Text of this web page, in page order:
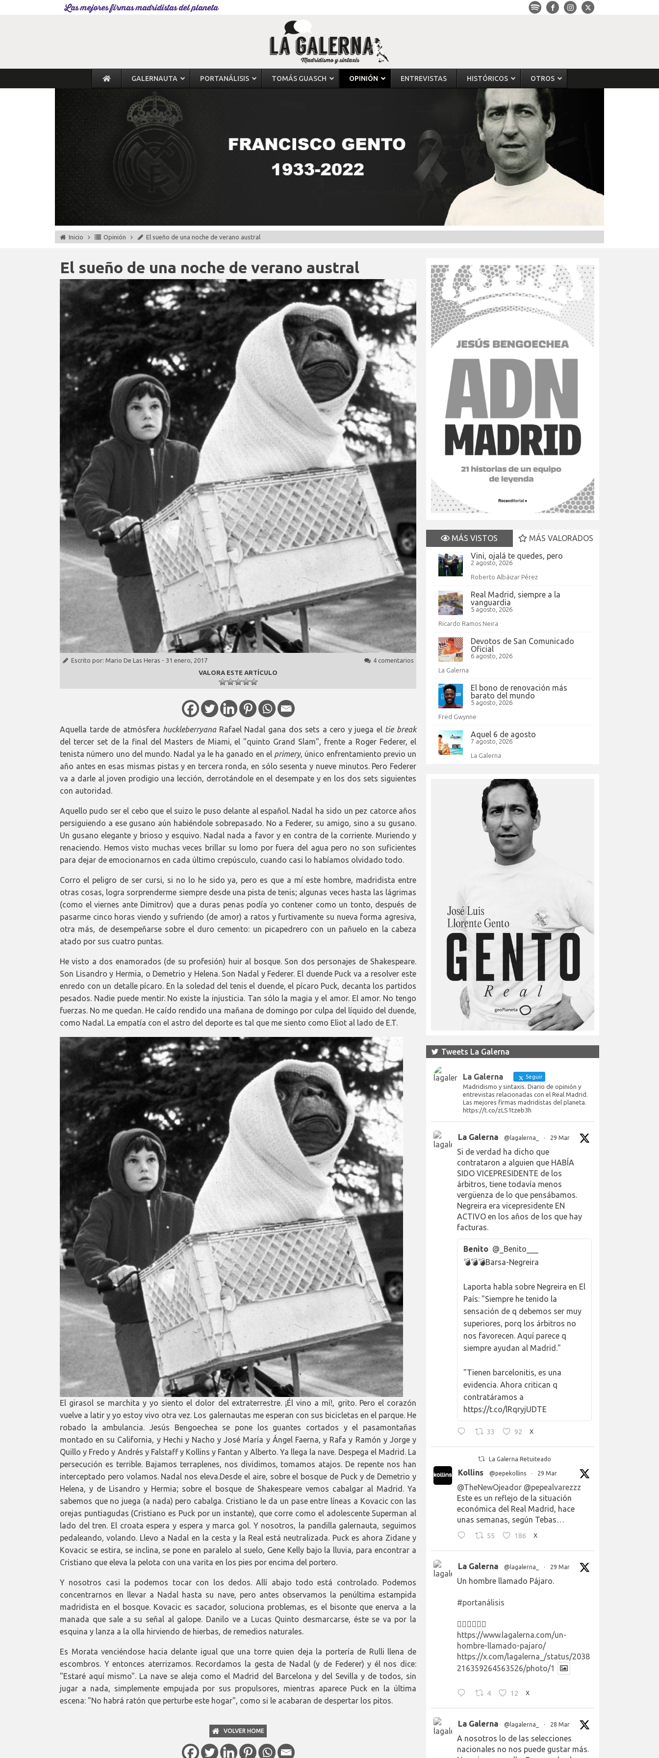
Las mejores firmas madridistas del planeta
GALERNAUTA PORTANÁLISIS TOMÁS GUASCH OPINIÓN ENTREVISTAS HISTÓRICOS OTROS
Inicio Opinión El sueño de una noche de verano austral
El sueño de una noche de verano austral
Escrito por: Mario De Las Heras - 31 enero, 2017
4 comentarios
VALORA ESTE ARTÍCULO
Aquella tarde de atmósfera huckleberryanaRafael Nadal gana dos sets a cero y juega el tie break
del tercer set de la final del Masters de Miami, el "quinto Grand Slam", frente a Roger Federer, el
tenista número uno del mundo. Nadal ya le ha ganado en el primery, único enfrentamiento previo un
año antes en esas mismas pistas y en tercera ronda, en sólo sesenta y nueve minutos. Pero Federer
va a darle al joven prodigio una lección, derrotándole en el desempate y en los dos sets siguientes
con autoridad.
Aquello pudo ser el cebo que el suizo le puso delante al español. Nadal ha sido un pez catorce años
persiguiendo a ese gusano aún habiéndole sobrepasado. No a Federer, su amigo, sino a su gusano.
Un gusano elegante y brioso y esquivo. Nadal nada a favor y en contra de la corriente. Muriendo y
renaciendo. Hemos visto muchas veces brillar su lomo por fuera del agua pero no son suficientes
para dejar de emocionarnos en cada último crepúsculo, cuando casi lo habíamos olvidado todo.
Corro el peligro de ser cursi, si no lo he sido ya, pero es que a mí este hombre, madridista entre
otras cosas, logra sorprenderme siempre desde una pista de tenis; algunas veces hasta las lágrimas
(como el viernes ante Dimitrov) que a duras penas podía yo contener como un tonto, después de
pasarme cinco horas viendo y sufriendo (de amor) a ratos y furtivamente su nueva forma agresiva,
otra más, de desempeñarse sobre el duro cemento: un picapedrero con un pañuelo en la cabeza
atado por sus cuatro puntas.
He visto a dos enamorados (de su profesión) huir al bosque. Son dos personajes de Shakespeare.
Son Lisandro y Hermia, o Demetrio y Helena. Son Nadal y Federer. El duende Puck va a resolver este
enredo con un detalle pícaro. En la soledad del tenis el duende, el pícaro Puck, decanta los partidos
pesados. Nadie puede mentir. No existe la injusticia. Tan sólo la magia y el amor. El amor. No tengo
fuerzas. No me quedan. He caído rendido una mañana de domingo por culpa del líquido del duende,
como Nadal. La empatía con el astro del deporte es tal que me siento como Eliot al lado de E.T.
El girasol se marchita y yo siento el dolor del extraterrestre. ¡Él vino a mí!, grito. Pero el corazón
vuelve a latir y yo estoy vivo otra vez. Los galernautas me esperan con sus bicicletas en el parque. He
robado la ambulancia. Jesús Bengoechea se pone los guantes cortados y el pasamontañas
montado en su California, y Hechi y Nacho y José María y Ángel Faerna, y Rafa y Ramón y Jorge y
Quillo y Fredo y Andrés y Falstaff y Kollins y Fantan y Alberto. Ya llega la nave. Despega el Madrid. La
persecución es terrible. Bajamos terraplenes, nos dividimos, tomamos atajos. De repente nos han
interceptado pero volamos. Nadal nos eleva.Desde el aire, sobre el bosque de Puck y de Demetrio y
Helena, y de Lisandro y Hermia; sobre el bosque de Shakespeare vemos cabalgar al Madrid. Ya
sabemos que no juega (a nada) pero cabalga. Cristiano le da un pase entre líneas a Kovacic con las
orejas puntiagudas (Cristiano es Puck por un instante), que corre como el adolescente Superman al
lado del tren. El croata espera y espera y marca gol. Y nosotros, la pandilla galernauta, seguimos
pedaleando, volando. Llevo a Nadal en la cesta y la Real está neutralizada. Puck es ahora Zidane y
Kovacic se estira, se inclina, se pone en paralelo al suelo, Gene Kelly bajo la lluvia, para encontrar a
Cristiano que eleva la pelota con una varita en los pies por encima del portero.
Y nosotros casi la podemos tocar con los dedos. Allí abajo todo está controlado. Podemos
concentrarnos en llevar a Nadal hasta su nave, pero antes observamos la penúltima estampida
madridista en el bosque. Kovacic es sacador, soluciona problemas, es el bisonte que enerva a la
manada que sale a su señal al galope. Danilo ve a Lucas Quinto desmarcarse, éste se va por la
esquina y lanza a la olla hirviendo de hierbas, de remedios naturales.
Es Morata venciéndose hacia delante igual que una torre quien deja la portería de Rulli llena de
escombros. Y entonces aterrizamos. Recordamos la gesta de Nadal (y de Federer) y él nos dice:
"Estaré aquí mismo". La nave se aleja como el Madrid del Barcelona y del Sevilla y de todos, sin
jugar a nada, simplemente empujada por sus propulsores, mientras aparece Puck en la última
escena: "No habrá ratón que perturbe este hogar", como si le acabaran de despertar los pitos.
VOLVER HOME
MÁS VISTOS
MÁS VALORADOS
Vini, ojalá te quedes, pero
2 agosto, 2026
Roberto Albáizar Pérez
Real Madrid, siempre a la
vanguardia
5 agosto, 2026
Ricardo Ramos Neira
Devotos de San Comunicado
Oficial
6 agosto, 2026
La Galerna
El bono de renovación más
barato del mundo
5 agosto, 2026
Fred Gwynne
Aquel 6 de agosto
7 agosto, 2026
La Galerna
Tweets La Galerna
La Galerna Seguir
Madridismo y sintaxis. Diario de opinión y
entrevistas relacionadas con el Real Madrid.
Las mejores firmas madridistas del planeta.
https://t.co/zLS1tzeb3h
La Galerna @lagalerna_ · 29 Mar
Si de verdad ha dicho que
contrataron a alguien que HABÍA
SIDO VICEPRESIDENTE de los
árbitros, tiene todavía menos
vergüenza de lo que pensábamos.
Negreira era vicepresidente EN
ACTIVO en los años de los que hay
facturas.
Benito @_Benito___
💣💣💣Barsa-Negreira
Laporta habla sobre Negreira en El
País: "Siempre he tenido la
sensación de q debemos ser muy
superiores, porq los árbitros no
nos favorecen. Aquí parece q
siempre ayudan al Madrid."
"Tienen barcelonitis, es una
evidencia. Ahora critican q
contratáramos a
https://t.co/lRqryjUDTE
33 92 X
La Galerna Retuiteado
Kollins @pepekollins · 29 Mar
@TheNewOjeador @pepealvarezzz
Este es un reflejo de la situación
económica del Real Madrid, hace
unas semanas, según Tebas…
55 186 X
La Galerna @lagalerna_ · 29 Mar
Un hombre llamado Pájaro.
#portanálisis
👉🏻👉🏻👉🏻
https://www.lagalerna.com/un-
hombre-llamado-pajaro/
https://x.com/lagalerna_/status/2038
216359264563526/photo/1
4 12 X
La Galerna @lagalerna_ · 28 Mar
A nosotros lo de las selecciones
nacionales no nos puede gustar más.